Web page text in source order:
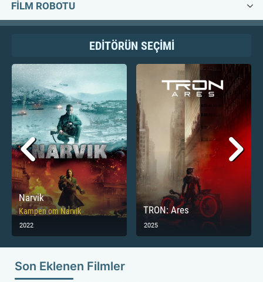
FİLM ROBOTU
EDİTÖRÜN SEÇİMİ
Narvik
Kampen om Narvik
2022
TRON: Ares
2025
Son Eklenen Filmler